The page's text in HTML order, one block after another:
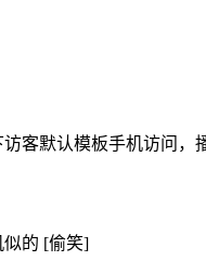
客默认模板手机访问，
似的 [偷笑]